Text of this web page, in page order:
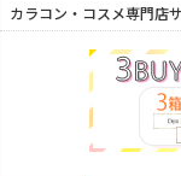
カラコン・コスメ専門店